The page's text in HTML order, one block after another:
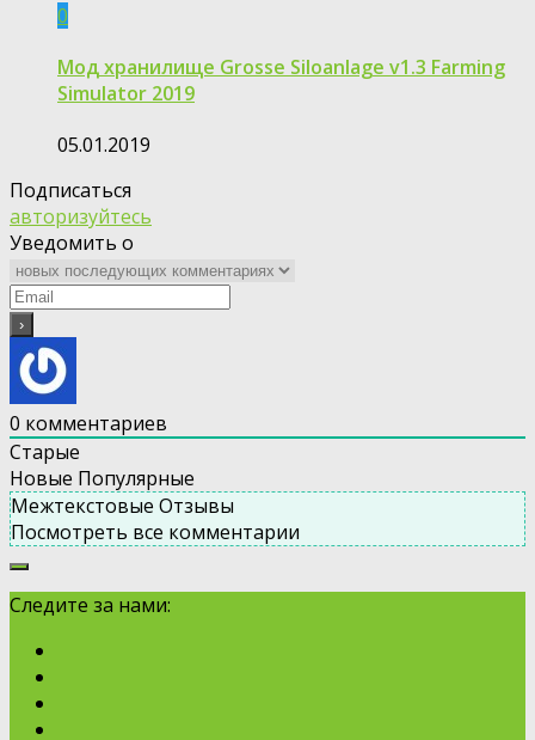
0
Мод хранилище Grosse Siloanlage v1.3 Farming
Simulator 2019
05.01.2019
Подписаться
авторизуйтесь
Уведомить о
0 комментариев
Старые
Новые Популярные
Межтекстовые Отзывы
Посмотреть все комментарии
Следите за нами: